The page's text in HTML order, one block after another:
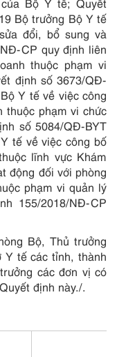
Bộ trưởng Bộ Y tế
đổi, bổ sung và
CP quy định liên
thuộc phạm vi
định số 3673/QĐ-
Y tế về việc công
thuộc phạm vi chức
số 5084/QĐ-BYT
tế về việc công bố
lĩnh vực Khám
động đối với phòng
phạm vi quản lý
155/2018/NĐ-CP
Bộ, Thủ trưởng
tế các tỉnh, thành
các đơn vị có
định này./.